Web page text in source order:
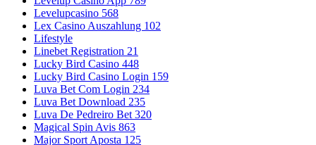
Levelupcasino 568
Lex Casino Auszahlung 102
Lifestyle
Linebet Registration 21
Lucky Bird Casino 448
Lucky Bird Casino Login 159
Luva Bet Com Login 234
Luva Bet Download 235
Luva De Pedreiro Bet 320
Magical Spin Avis 863
Major Sport Aposta 125